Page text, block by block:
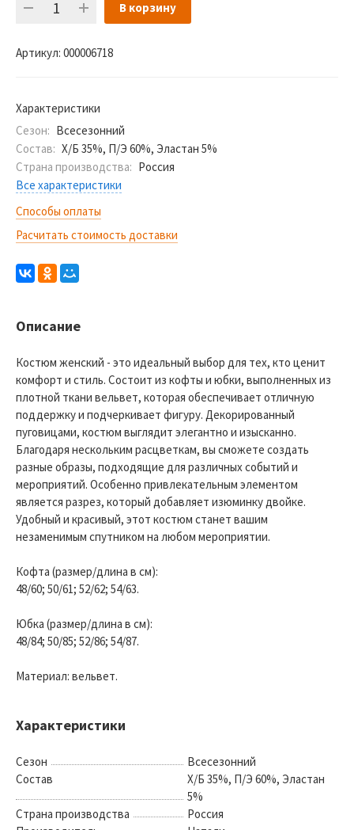
В корзину
Артикул: 000006718
Характеристики
Сезон: Всесезонний
Состав: Х/Б 35%, П/Э 60%, Эластан 5%
Страна производства: Россия
Все характеристики
Способы оплаты
Расчитать стоимость доставки
Описание
Костюм женский - это идеальный выбор для тех, кто ценит
комфорт и стиль. Состоит из кофты и юбки, выполненных из
плотной ткани вельвет, которая обеспечивает отличную
поддержку и подчеркивает фигуру. Декорированный
пуговицами, костюм выглядит элегантно и изысканно.
Благодаря нескольким расцветкам, вы сможете создать
разные образы, подходящие для различных событий и
мероприятий. Особенно привлекательным элементом
является разрез, который добавляет изюминку двойке.
Удобный и красивый, этот костюм станет вашим
незаменимым спутником на любом мероприятии.
Кофта (размер/длина в см):
48/60; 50/61; 52/62; 54/63.
Юбка (размер/длина в см):
48/84; 50/85; 52/86; 54/87.
Материал: вельвет.
Характеристики
Сезон
Всесезонний
Состав
Х/Б 35%, П/Э 60%, Эластан
5%
Страна производства
Россия